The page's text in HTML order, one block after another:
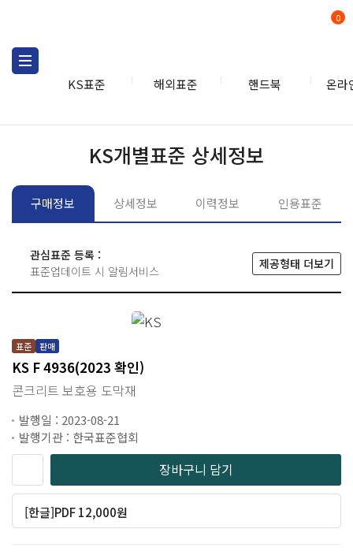
KS표준 해외표준 핸드북 온라
0
KS개별표준 상세정보
구매정보 상세정보 이력정보 인용표준
관심표준 등록 :
표준업데이트 시 알림서비스
제공형태 더보기
표준 판매
KS F 4936(2023 확인)
콘크리트 보호용 도막재
발행일 : 2023-08-21
발행기관 : 한국표준협회
장바구니 담기
[한글]PDF 12,000원